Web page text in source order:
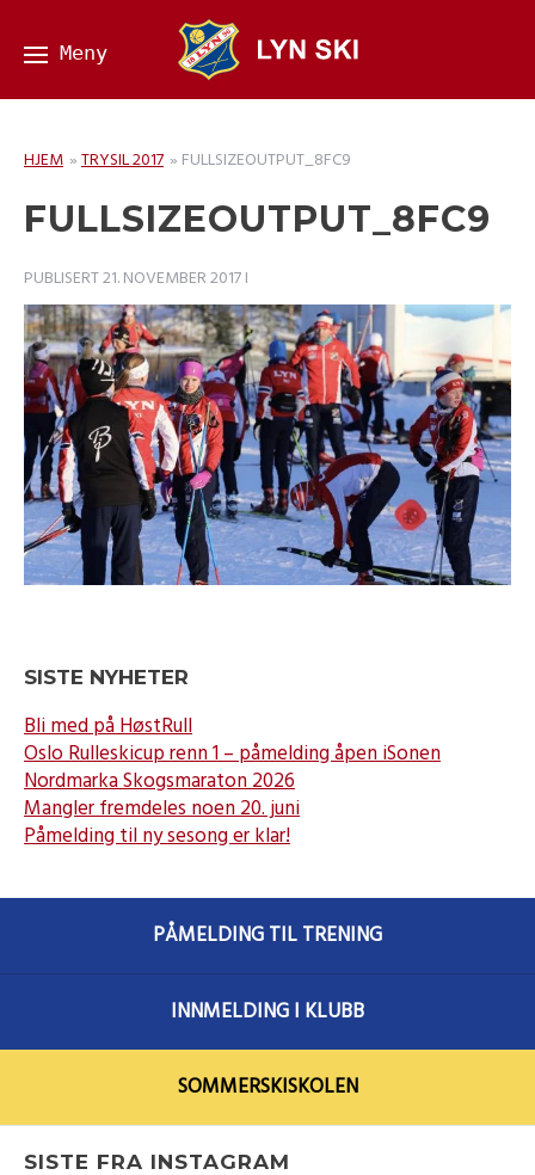
HJEM »TRYSIL 2017 » FULLSIZEOUTPUT_8FC9
FULLSIZEOUTPUT_8FC9
PUBLISERT21. NOVEMBER 2017I
SISTE NYHETER
Bli med på HøstRull
Oslo Rulleskicup renn 1 – påmelding åpen iSonen
Nordmarka Skogsmaraton 2026
Mangler fremdeles noen 20. juni
Påmelding til ny sesong er klar!
PÅMELDING TIL TRENING
INNMELDING I KLUBB
SOMMERSKISKOLEN
SISTE FRA INSTAGRAM